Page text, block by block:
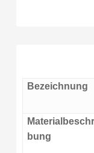
Bezeichnung
bung